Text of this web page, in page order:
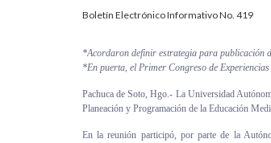
Acreditación InternacionalBoletín Electrónico Informativo No. 419
*Acordaron definir estrategia para publicación
*En puerta, el Primer Congreso de
Pachuca de Soto, Hgo.- La Universidad
Planeación y Programación de la Educación
En la reunión participó, por parte de la